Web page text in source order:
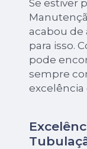
Se estiver
acabou de
para isso.
pode
sempre
excelência